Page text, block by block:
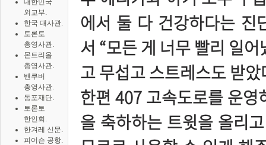
대한민국
외교부.
한국 대사관.
토론토
총영사관.
몬트리올
총영사관.
밴쿠버
총영사관.
동포재단.
토론토
한인회.
한겨레 신문.
피어슨 공항.
에서 둘 다 건강하다는 진
서 “모든 게 너무 빨리 일
고 무섭고 스트레스도 받
한편 407 고속도로를 운
을 축하하는 트윗을 올리